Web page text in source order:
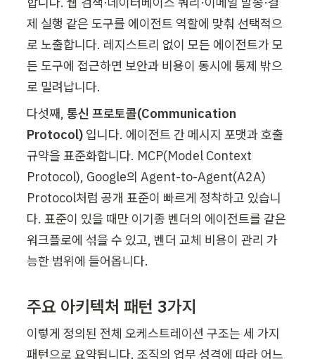
제 실행 같은 도구를 에이전트 역할에 맞춰 선택적으
로 노출합니다. 레지스트리 없이 모든 에이전트가 모
든 도구에 접근하면 보안과 비용이 동시에 통제 밖으
로 밀려납니다.
다섯째, 통신 프로토콜(Communication
Protocol) 입니다. 에이전트 간 메시지 포맷과 호출
규약을 표준화합니다. MCP(Model Context
Protocol), Google의 Agent-to-Agent(A2A)
Protocol처럼 공개 표준이 빠르게 정착하고 있습니
다. 표준이 있을 때만 이기종 벤더의 에이전트를 같은
워크플로에 섞을 수 있고, 벤더 교체 비용이 관리 가
능한 범위에 들어옵니다.
주요 아키텍처 패턴 3가지
이렇게 정의된 전체 오케스트레이션 구조는 세 가지
패턴으로 요약됩니다. 조직의 업무 성격에 따라 어느